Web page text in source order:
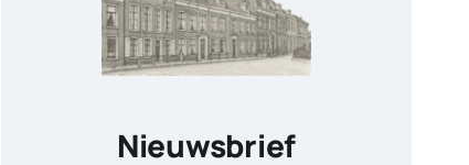
Nieuwsbrief